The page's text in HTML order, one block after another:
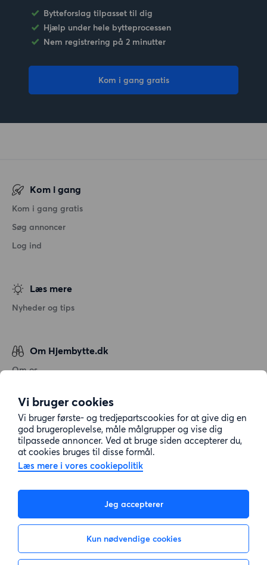
Vi bruger cookies
Vi bruger første- og tredjepartscookies for at give dig en
god brugeroplevelse, måle målgrupper og vise dig
tilpassede annoncer. Ved at bruge siden accepterer du,
at cookies bruges til disse formål.
Læs mere i vores cookiepolitik
Jeg accepterer
Kun nødvendige cookies
Bytteforslag tilpasset til dig
Hjælp under hele bytteprocessen
Nem registrering på 2 minutter
Kom i gang gratis
Kom i gang
Kom i gang gratis
Søg annoncer
Log ind
Læs mere
Nyheder og tips
Om Hjembytte.dk
Om os
Behandling af personoplysninger
Cookiepolitik
Sitemap
E-mail: